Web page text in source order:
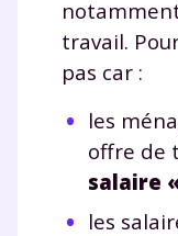
travail.
pas car :
les
offre de
salaire
les